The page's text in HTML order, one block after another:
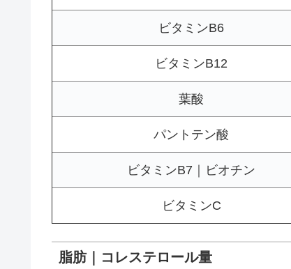
ビタミンB6
ビタミンB12
葉酸
パントテン酸
ビタミンB7｜ビオチン
ビタミンC
脂肪｜コレステロール量